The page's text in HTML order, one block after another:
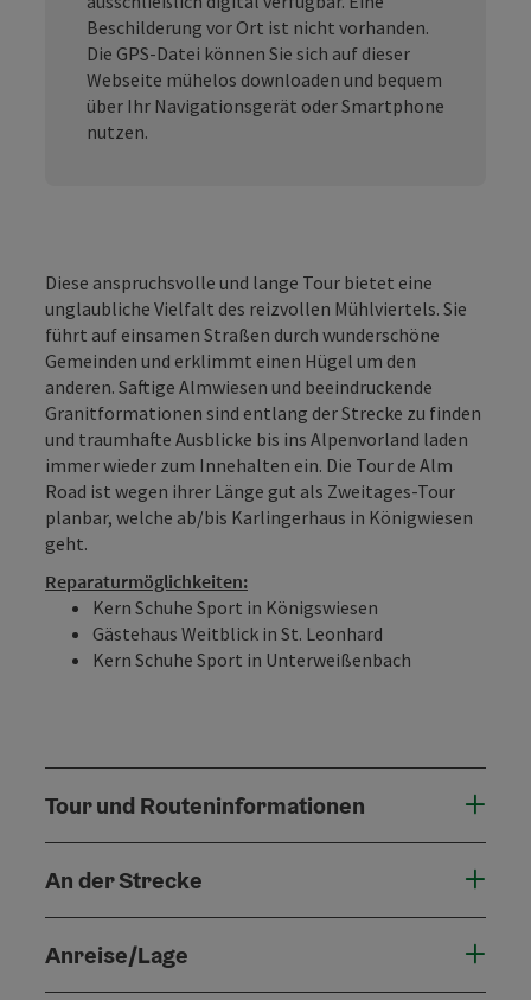
Beschilderung vor Ort ist nicht vorhanden.
Die GPS-Datei können Sie sich auf dieser
Webseite mühelos downloaden und bequem
über Ihr Navigationsgerät oder Smartphone
nutzen.
Diese anspruchsvolle und lange Tour bietet eine
unglaubliche Vielfalt des reizvollen Mühlviertels. Sie
führt auf einsamen Straßen durch wunderschöne
Gemeinden und erklimmt einen Hügel um den
anderen. Saftige Almwiesen und beeindruckende
Granitformationen sind entlang der Strecke zu finden
und traumhafte Ausblicke bis ins Alpenvorland laden
immer wieder zum Innehalten ein. Die Tour de Alm
Road ist wegen ihrer Länge gut als Zweitages-Tour
planbar, welche ab/bis Karlingerhaus in Königwiesen
geht.
Reparaturmöglichkeiten:
Kern Schuhe Sport in Königswiesen
Gästehaus Weitblick in St. Leonhard
Kern Schuhe Sport in Unterweißenbach
Tour und Routeninformationen
An der Strecke
Anreise/Lage